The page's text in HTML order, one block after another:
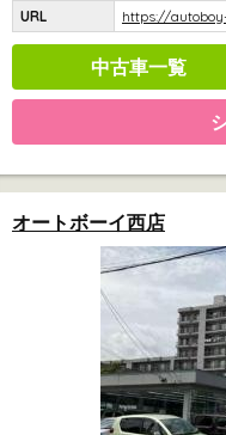
URL
https://
中古車一覧
オートボーイ西店